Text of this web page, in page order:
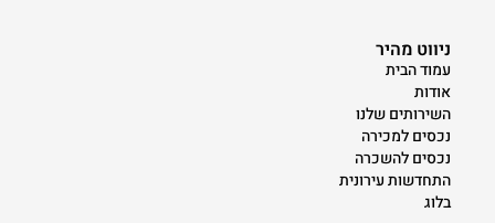
ניווט מהיר
עמוד הבית
אודות
השירותים שלנו
נכסים למכירה
נכסים להשכרה
התחדשות עירונית
בלוג